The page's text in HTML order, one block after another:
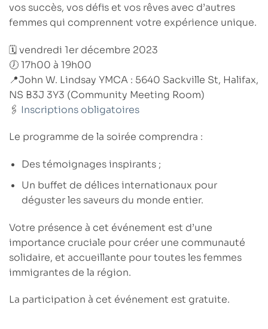
vos succès, vos défis et vos rêvesavec d’autres
femmes qui comprennent votre expérience unique.
🗓️vendredi 1er décembre 2023
🕖17h00 à 19h00
📍John W. Lindsay YMCA : 5640 Sackville St, Halifax,
NS B3J 3Y3 (Community Meeting Room)
🖇️ Inscriptions obligatoires
Le programme de la soirée comprendra :
Destémoignages inspirants;
Un buffet de délices internationaux pour
déguster les saveurs du monde entier.
Votre présence à cet événement est d’une
importance cruciale pour créer une communauté
solidaire, et accueillante pour toutes les femmes
immigrantes de la région.
La participation à cet événement est gratuite.